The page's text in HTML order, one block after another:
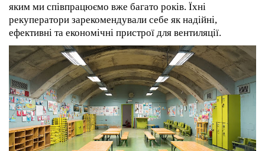
яким ми співпрацюємо вже багато років. Їхні
рекуператори зарекомендували себе як надійні,
ефективні та економічні пристрої для вентиляції.